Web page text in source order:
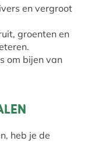
en vergroot
groenten en
om bijen van
heb je de